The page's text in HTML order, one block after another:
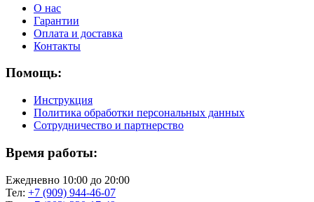
О нас
Гарантии
Оплата и доставка
Контакты
Помощь:
Инструкция
Политика обработки персональных данных
Сотрудничество и партнерство
Время работы:
Ежедневно 10:00 до 20:00
Тел: +7 (909) 944-46-07